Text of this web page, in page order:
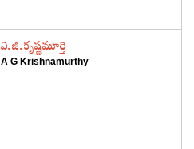
‌ఎ.జి.కృష్ణమూర్తి
A G Krishnamurthy